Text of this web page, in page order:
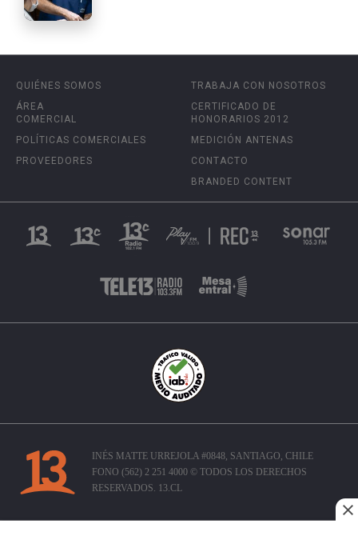
QUIÉNES SOMOS
ÁREA
COMERCIAL
POLÍTICAS COMERCIALES
PROVEEDORES
TRABAJA CON NOSOTROS
CERTIFICADO DE
HONORARIOS 2012
MEDICIÓN ANTENAS
CONTACTO
BRANDED CONTENT
INÉS MATTE URREJOLA #0848, SANTIAGO, CHILE
FONO (562) 2 251 4000 © TODOS LOS DERECHOS
RESERVADOS. 13.CL